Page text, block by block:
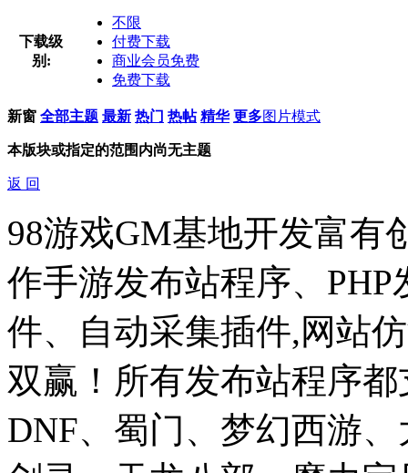
下载级
别:
不限
付费下载
商业会员免费
免费下载
新窗 全部主题 最新 热门 热帖 精华 更多图片模式
本版块或指定的范围内尚无主题
返 回
98游戏GM基地开发富有
作手游发布站程序、
件、自动采集插件,网站
双赢！所有发布站程序
DNF、蜀门、梦幻西游